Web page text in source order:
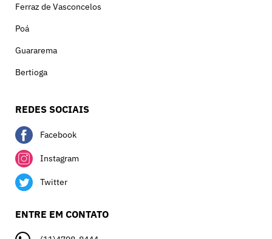
Ferraz de Vasconcelos
Poá
Guararema
Bertioga
REDES SOCIAIS
Facebook
Instagram
Twitter
ENTRE EM CONTATO